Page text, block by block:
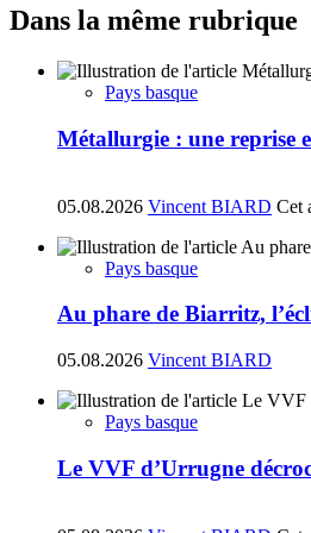
Dans la même rubrique
Pays basque
Métallurgie : une reprise
05.08.2026 Vincent BIARD Cet
Pays basque
Au phare de Biarritz,
05.08.2026 Vincent BIARD
Pays basque
Le VVF d’Urrugne